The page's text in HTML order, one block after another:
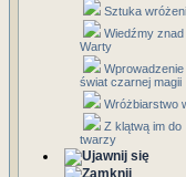
Sztuka
Wiedźmy znad
Warty
Wprowadzenie
świat czarnej magii
Wróżbiarstwo
Z klątwą im do
twarzy